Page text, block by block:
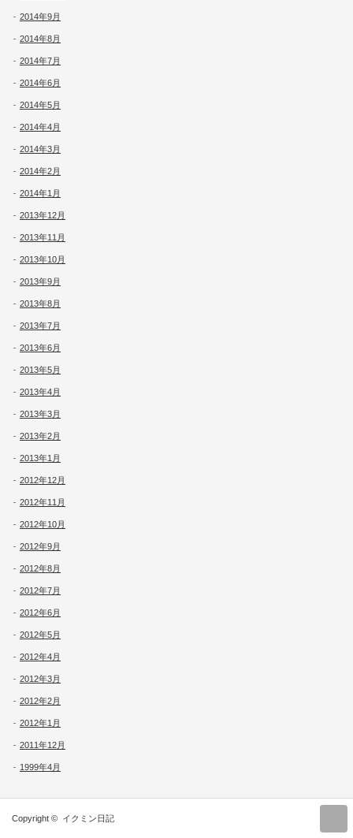
2014年9月
2014年8月
2014年7月
2014年6月
2014年5月
2014年4月
2014年3月
2014年2月
2014年1月
2013年12月
2013年11月
2013年10月
2013年9月
2013年8月
2013年7月
2013年6月
2013年5月
2013年4月
2013年3月
2013年2月
2013年1月
2012年12月
2012年11月
2012年10月
2012年9月
2012年8月
2012年7月
2012年6月
2012年5月
2012年4月
2012年3月
2012年2月
2012年1月
2011年12月
1999年4月
Copyright © イクミン日記